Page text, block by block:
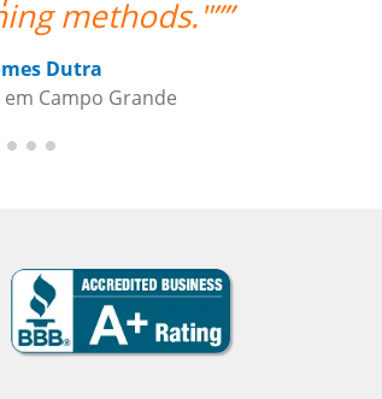
teacher was a delight